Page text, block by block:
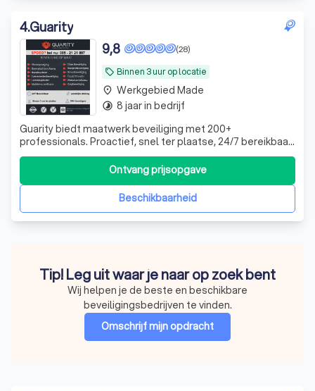
4.Guarity
local_offer Binnen 3 uur op locatie
(28)
9,8
Guarity biedt maatwerk beveiliging met 200+
professionals. Proactief, snel ter plaatse, 24/7 bereikbaar.
Trainingen op maat en een Calamity Control Team
garanderen optimale veiligheid in elke situatie
Beschikbaarheid
Ontvang prijsopgave
place Werkgebied Made
timelapse 8 jaar in bedrijf
Tip! Leg uit waar je naar op zoek bent
Wij helpen je de beste en beschikbare
beveiligingsbedrijven te vinden.
Omschrijf mijn opdracht